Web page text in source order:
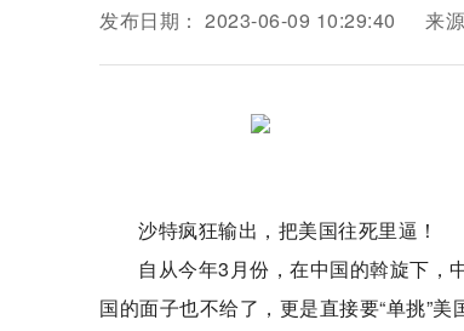
发布日期： 2023-06-09 10:29:40 来
沙特疯狂输出，把美国往死里逼！
自从今年3月份，在中国的斡旋下，
国的面子也不给了，更是直接要“单挑”美